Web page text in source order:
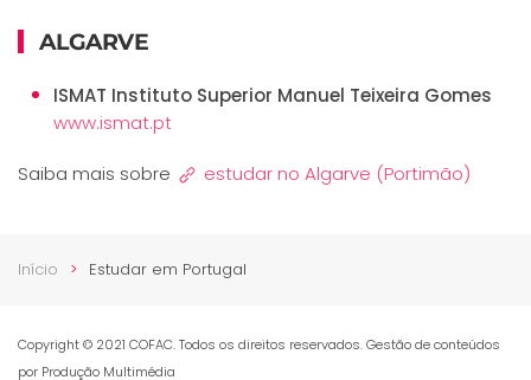
ALGARVE
ISMAT Instituto Superior Manuel Teixeira Gomes
www.ismat.pt
Saiba mais sobre estudar no Algarve (Portimão)
Início Estudar em Portugal
Copyright © 2021 COFAC. Todos os direitos reservados. Gestão de conteúdos
por Produção Multimédia